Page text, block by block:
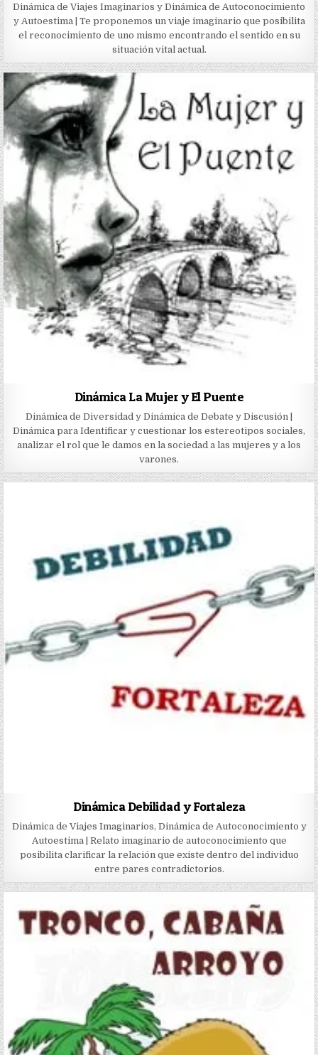
Dinámica de Viajes Imaginarios y Dinámica de Autoconocimiento
y Autoestima | Te proponemos un viaje imaginario que posibilita
el reconocimiento de uno mismo encontrando el sentido en su
situación vital actual.
Dinámica La Mujer y El Puente
Dinámica de Diversidad y Dinámica de Debate y Discusión |
Dinámica para Identificar y cuestionar los estereotipos sociales,
analizar el rol que le damos en la sociedad a las mujeres y a los
varones.
Dinámica Debilidad y Fortaleza
Dinámica de Viajes Imaginarios, Dinámica de Autoconocimiento y
Autoestima | Relato imaginario de autoconocimiento que
posibilita clarificar la relación que existe dentro del individuo
entre pares contradictorios.